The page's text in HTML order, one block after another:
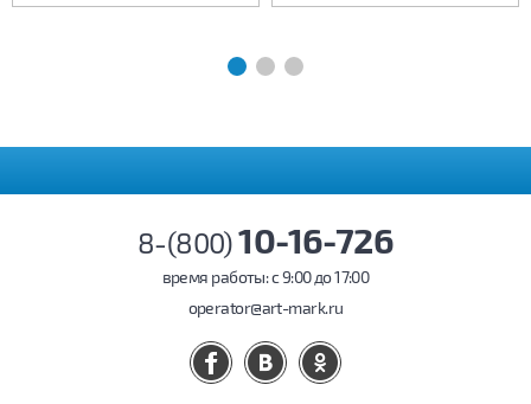
8-(800)10-16-726
время работы: c 9:00 до 17:00
operator@art-mark.ru